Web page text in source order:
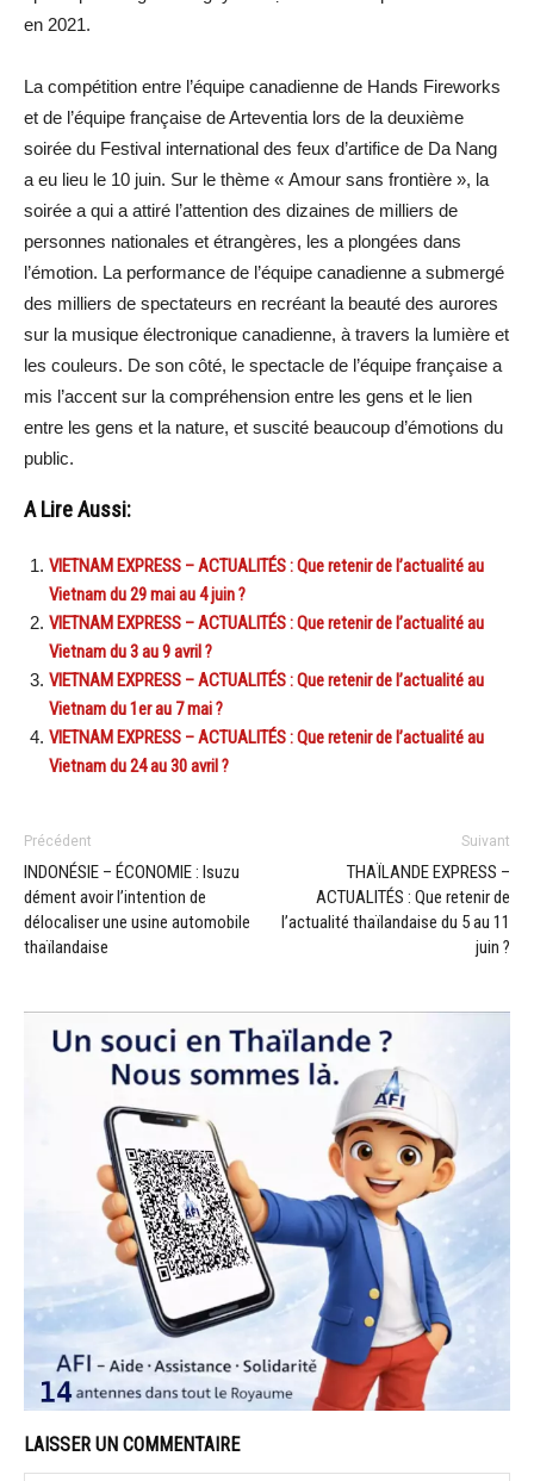
en 2021.
La compétition entre l’équipe canadienne de Hands Fireworks
et de l’équipe française de Arteventia lors de la deuxième
soirée du Festival international des feux d’artifice de Da Nang
a eu lieu le 10 juin. Sur le thème « Amour sans frontière », la
soirée a qui a attiré l’attention des dizaines de milliers de
personnes nationales et étrangères, les a plongées dans
l’émotion. La performance de l’équipe canadienne a submergé
des milliers de spectateurs en recréant la beauté des aurores
sur la musique électronique canadienne, à travers la lumière et
les couleurs. De son côté, le spectacle de l’équipe française a
mis l’accent sur la compréhension entre les gens et le lien
entre les gens et la nature, et suscité beaucoup d’émotions du
public.
A Lire Aussi:
VIETNAM EXPRESS – ACTUALITÉS : Que retenir de l’actualité au
Vietnam du 29 mai au 4 juin ?
VIETNAM EXPRESS – ACTUALITÉS : Que retenir de l’actualité au
Vietnam du 3 au 9 avril ?
VIETNAM EXPRESS – ACTUALITÉS : Que retenir de l’actualité au
Vietnam du 1er au 7 mai ?
VIETNAM EXPRESS – ACTUALITÉS : Que retenir de l’actualité au
Vietnam du 24 au 30 avril ?
Précédent
INDONÉSIE – ÉCONOMIE : Isuzu
dément avoir l’intention de
délocaliser une usine automobile
thaïlandaise
Suivant
THAÏLANDE EXPRESS –
ACTUALITÉS : Que retenir de
l’actualité thaïlandaise du 5 au 11
juin ?
LAISSER UN COMMENTAIRE